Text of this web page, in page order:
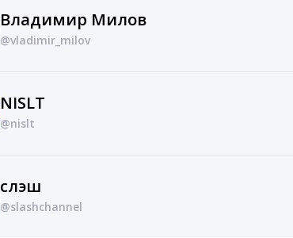
Владимир Милов
@vladimir_milov
NISLT
@nislt
слэш
@slashchannel